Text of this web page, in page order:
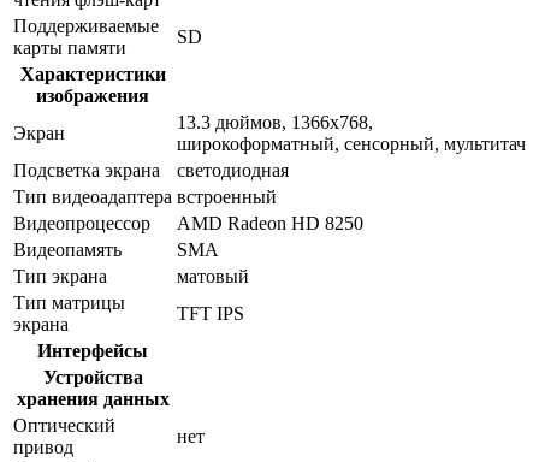
Поддерживаемые
карты памяти
SD
Характеристики
изображения
Экран
13.3 дюймов, 1366x768,
широкоформатный, сенсорный, мультитач
Подсветка экрана
светодиодная
Тип видеоадаптера встроенный
Видеопроцессор
AMD Radeon HD 8250
Видеопамять
SMA
Тип экрана
матовый
Тип матрицы
экрана
TFT IPS
Интерфейсы
Устройства
хранения данных
Оптический
привод
нет